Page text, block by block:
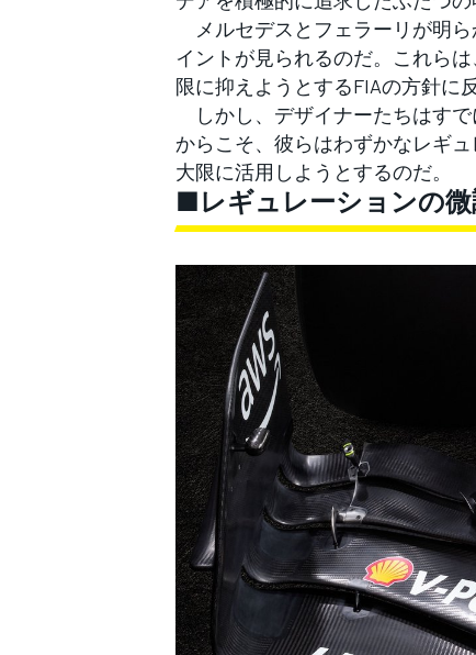
メルセデスとフェラーリが明
イントが見られるのだ。これら
限に抑えようとするFIAの方針に
しかし、デザイナーたちはす
からこそ、彼らはわずかなレギ
大限に活用しようとするのだ。
■レギュレーションの